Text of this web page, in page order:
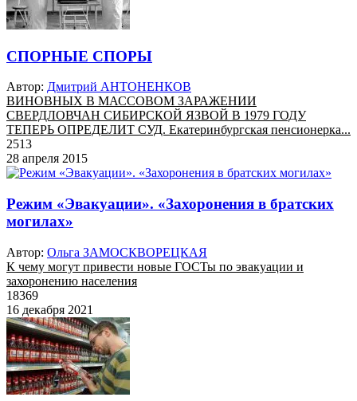
СПОРНЫЕ СПОРЫ
Автор: Дмитрий АНТОНЕНКОВ
ВИНОВНЫХ В МАССОВОМ ЗАРАЖЕНИИ
СВЕРДЛОВЧАН СИБИРСКОЙ ЯЗВОЙ В 1979 ГОДУ
ТЕПЕРЬ ОПРЕДЕЛИТ СУД. Екатеринбургская пенсионерка...
2513
28 апреля 2015
Режим «Эвакуации». «Захоронения в братских
могилах»
Автор: Ольга ЗАМОСКВОРЕЦКАЯ
К чему могут привести новые ГОСТы по эвакуации и
захоронению населения
18369
16 декабря 2021